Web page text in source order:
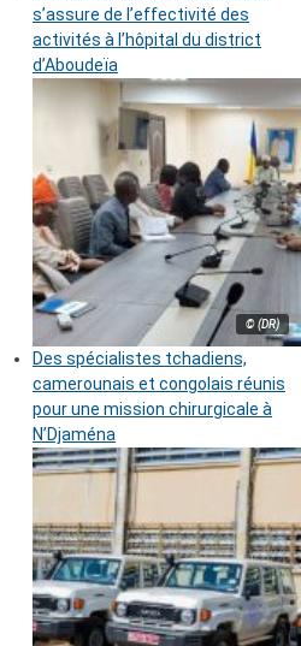
s’assure de l’effectivité des
activités à l’hôpital du district
d’Aboudeïa
© (DR)
Des spécialistes tchadiens,
camerounais et congolais réunis
pour une mission chirurgicale à
N’Djaména